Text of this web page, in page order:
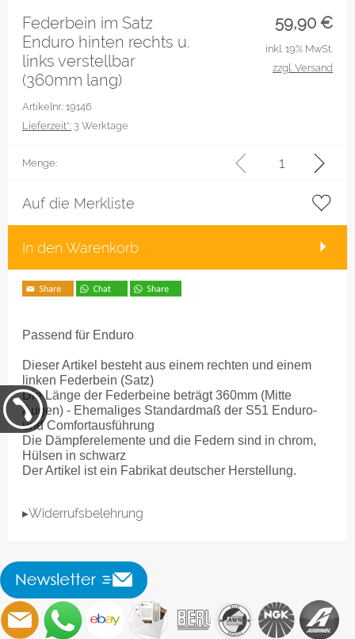
59,90 €
Federbein im Satz
Enduro hinten rechts u.
links verstellbar
(360mm lang)
Artikelnr.: 19146
Lieferzeit*: 3 Werktage
inkl. 19% MwSt.
zzgl. Versand
Menge:
Auf die Merkliste
In den Warenkorb
Passend für Enduro
Dieser Artikel besteht aus einem rechten und einem
linken Federbein (Satz)
Die Länge der Federbeine beträgt 360mm (Mitte
Augen) - Ehemaliges Standardmaß der S51 Enduro-
und Comfortausführung
Die Dämpferelemente und die Federn sind in chrom,
Hülsen in schwarz
Der Artikel ist ein Fabrikat deutscher Herstellung.
▸Widerrufsbelehrung